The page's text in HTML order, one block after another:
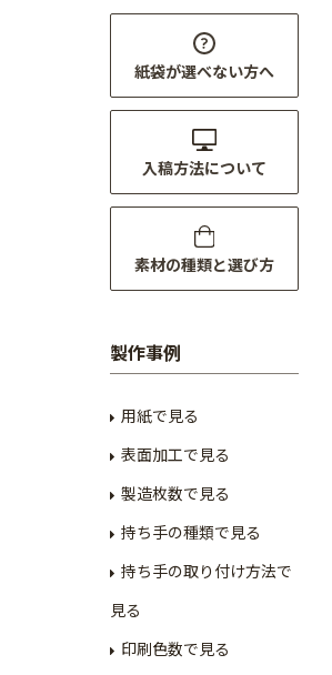
紙袋が選べない方へ
入稿方法について
素材の種類と選び方
製作事例
用紙で見る
表面加工で見る
製造枚数で見る
持ち手の種類で見る
持ち手の取り付け方法で
見る
印刷色数で見る